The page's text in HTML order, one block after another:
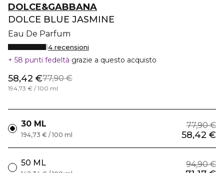
DOLCE&GABBANA
DOLCE BLUE JASMINE
Eau De Parfum
4 recensioni
58 punti fedeltà grazie a questo acquisto
58,42 €77,90 €
194,73 € / 100 ml
30 ML 77,90 €
58,42 €
194,73 € / 100 ml
50 ML 94,90 €